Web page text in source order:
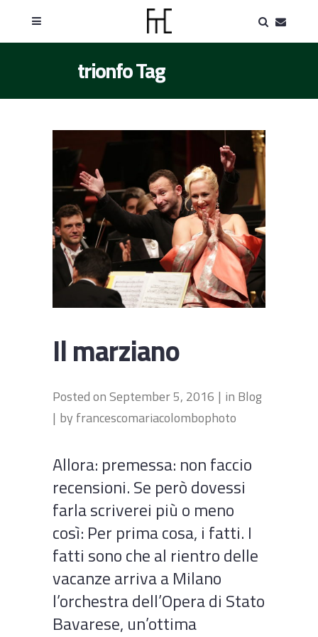
trionfo Tag
Il marziano
Posted onSeptember 5, 2016 in Blog
by francescomariacolombophoto
Allora: premessa: non faccio
recensioni. Se però dovessi
farla scriverei più o meno
così: Per prima cosa, i fatti. I
fatti sono che al rientro delle
vacanze arriva a Milano
l’orchestra dell’Opera di Stato
Bavarese, un’ottima